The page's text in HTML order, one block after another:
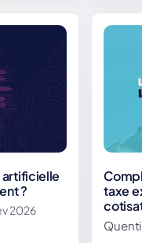
artificielle
?
2026
taxe